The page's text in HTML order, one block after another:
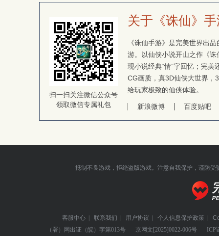
扫一扫关注微信公众号
领取微信专属礼包
关于《诛仙》
《诛仙手游》是完美世界出
游。以仙侠小说开山之作《
现小说经典“情”字回忆；完
CG画质，真3D仙侠大世界，
给玩家极致的仙侠体验。
新浪微博 百度贴吧
抵制不良游戏，拒绝盗版游戏。注意自我保护，谨防受
客服中心 | 联系我们 | 用户协议 | 个人信息保护政策 |
（署）网出证（皖）字第013号
京网文[2025]0022-006号
ICP